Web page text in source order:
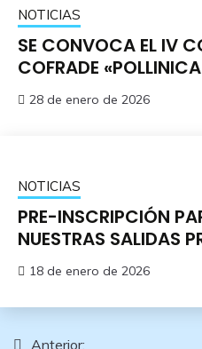
NOTICIAS
SE CONVOCA EL IV
COFRADE
28 de enero de 2026
NOTICIAS
PRE-INSCRIPCIÓN
NUESTRAS SALIDAS
18 de enero de 2026
Anterior: